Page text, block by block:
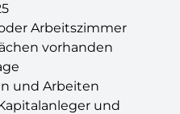
Arbeitszimmer
vorhanden
und Arbeiten
und